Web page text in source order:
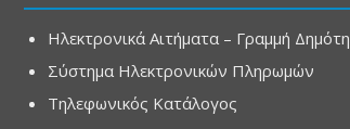
Ηλεκτρονικά Αιτήματα – Γραμμή Δημότη
Σύστημα Ηλεκτρονικών Πληρωμών
Τηλεφωνικός Κατάλογος